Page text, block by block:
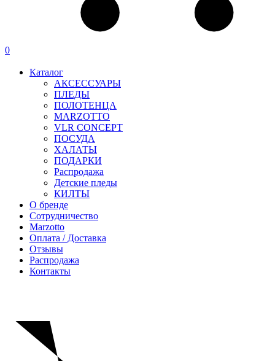
0
Каталог
АКСЕССУАРЫ
ПЛЕДЫ
ПОЛОТЕНЦА
MARZOTTO
VLR CONCEPT
ПОСУДА
ХАЛАТЫ
ПОДАРКИ
Распродажа
Детские пледы
КИЛТЫ
О бренде
Сотрудничество
Marzotto
Оплата / Доставка
Отзывы
Распродажа
Контакты